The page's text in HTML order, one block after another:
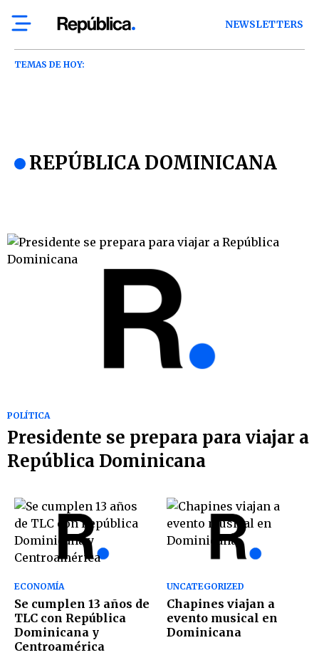
NEWSLETTERS
TEMAS DE HOY:
REPÚBLICA DOMINICANA
POLÍTICA
Presidente se prepara para viajar a
República Dominicana
ECONOMÍA
Se cumplen 13 años de
TLC con República
Dominicana y
Centroamérica
UNCATEGORIZED
Chapines viajan a
evento musical en
Dominicana